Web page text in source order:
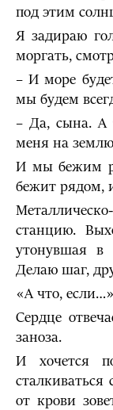
под этим
Я задираю
моргать,
– И море
мы будем
– Да, сына. А
меня на
И мы бежим
бежит рядом,
станцию.
утонувшая в
Делаю шаг,
«А что,
Сердце
заноза.
И хочется
сталкиваться
от крови